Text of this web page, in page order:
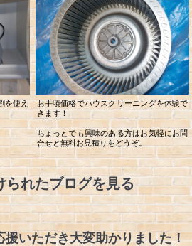
を使え
お手頃価格でハウスクリーニングを体験で
きます！
ちょっとでも興味のある方はお気軽にお問
合せと無料お見積りをどうぞ。
られたブログを見る
援いただき大変助かりました！